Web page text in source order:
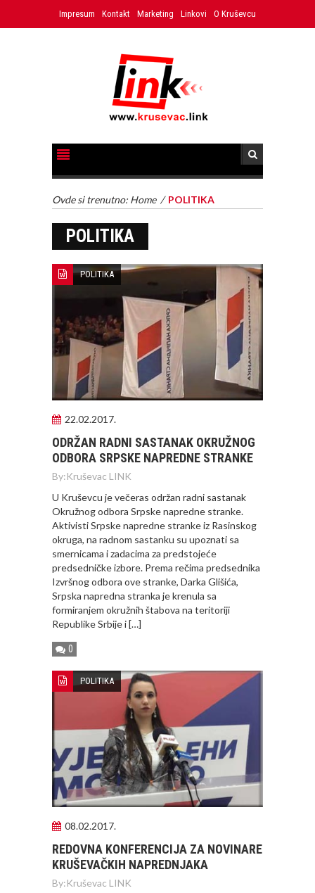
Impresum Kontakt Marketing Linkovi O Kruševcu
Ovde si trenutno: Home / POLITIKA
POLITIKA
POLITIKA
22.02.2017.
ODRŽAN RADNI SASTANAK OKRUŽNOG
ODBORA SRPSKE NAPREDNE STRANKE
By:Kruševac LINK
U Kruševcu je večeras održan radni sastanak
Okružnog odbora Srpske napredne stranke.
Aktivisti Srpske napredne stranke iz Rasinskog
okruga, na radnom sastanku su upoznati sa
smernicama i zadacima za predstojeće
predsedničke izbore. Prema rečima predsednika
Izvršnog odbora ove stranke, Darka Glišića,
Srpska napredna stranka je krenula sa
formiranjem okružnih štabova na teritoriji
Republike Srbije i […]
0
POLITIKA
08.02.2017.
REDOVNA KONFERENCIJA ZA NOVINARE
KRUŠEVAČKIH NAPREDNJAKA
By:Kruševac LINK